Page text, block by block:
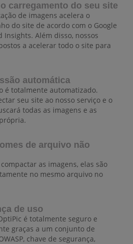
carregamento do seu site
de imagens acelera o
do site de acordo com o Google
Insights. Além disso, nossos
a acelerar todo o site para
automática
é totalmente automatizado.
seu site ao nosso serviço e o
todas as imagens e as
de arquivo não
as imagens, elas são
no mesmo arquivo no
de uso
é totalmente seguro e
graças a um conjunto de
chave de segurança,